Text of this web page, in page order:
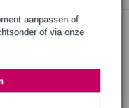
aanpassen of
of via onze